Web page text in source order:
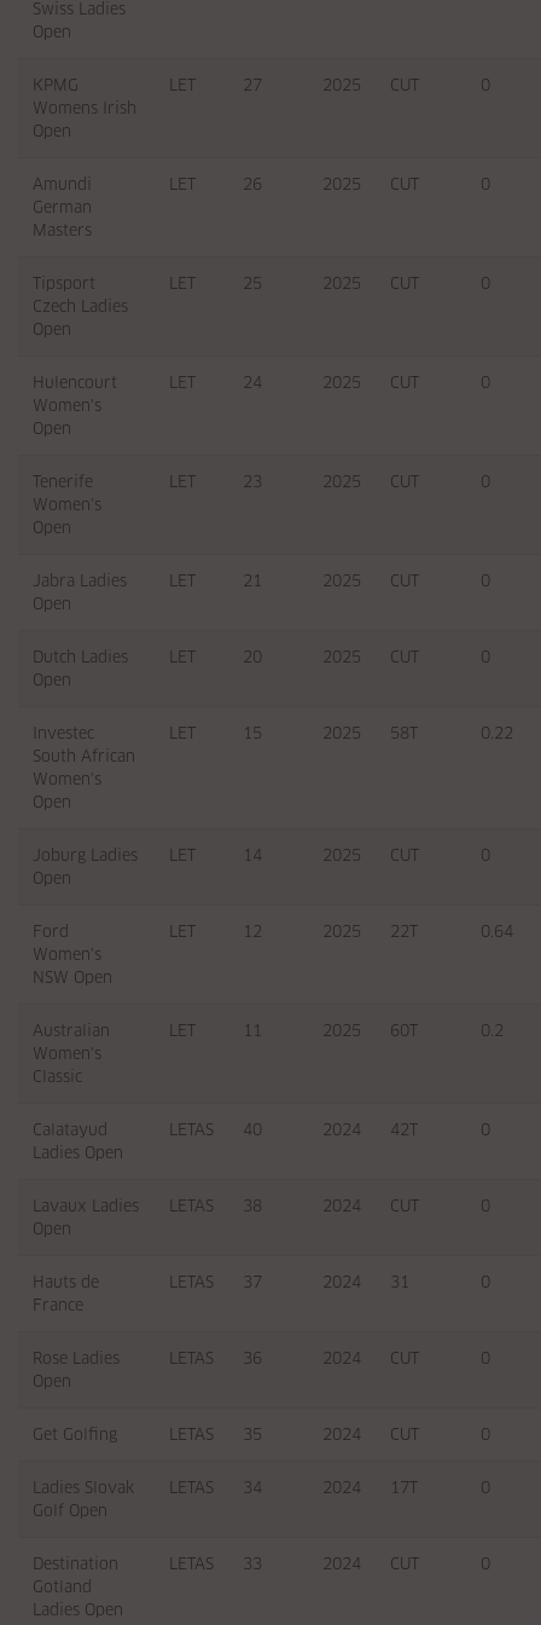
Swiss Ladies
Open
KPMG
Womens Irish
Open
LET 27 2025 CUT 0
Amundi
German
Masters
LET 26 2025 CUT 0
Tipsport
Czech Ladies
Open
LET 25 2025 CUT 0
Hulencourt
Women's
Open
LET 24 2025 CUT 0
Tenerife
Women's
Open
LET 23 2025 CUT 0
Jabra Ladies
Open
LET 21 2025 CUT 0
Dutch Ladies
Open
LET 20 2025 CUT 0
Investec
South African
Women's
Open
LET 15 2025 58T 0.22
Joburg Ladies
Open
LET 14 2025 CUT 0
Ford
Women's
NSW Open
LET 12 2025 22T 0.64
Australian
Women's
Classic
LET 11 2025 60T 0.2
Calatayud
Ladies Open
LETAS 40 2024 42T 0
Lavaux Ladies
Open
LETAS 38 2024 CUT 0
Hauts de
France
LETAS 37 2024 31 0
Rose Ladies
Open
LETAS 36 2024 CUT 0
Get Golfing LETAS 35 2024 CUT 0
Ladies Slovak
Golf Open
LETAS 34 2024 17T 0
Destination
Gotland
Ladies Open
LETAS 33 2024 CUT 0